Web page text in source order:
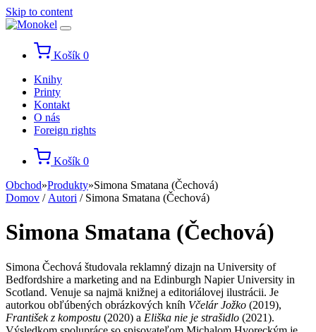
Skip to content
Košík 0
Knihy
Printy
Kontakt
O nás
Foreign rights
Košík 0
Obchod»Produkty»Simona Smatana (Čechová)
Domov / Autori / Simona Smatana (Čechová)
Simona Smatana (Čechová)
Simona Čechová študovala reklamný dizajn na University of
Bedfordshire a marketing and na Edinburgh Napier University in
Scotland. Venuje sa najmä knižnej a editoriálovej ilustrácii. Je
autorkou obľúbených obrázkových kníh Včelár Jožko (2019),
František z kompostu (2020) a Eliška nie je strašidlo (2021).